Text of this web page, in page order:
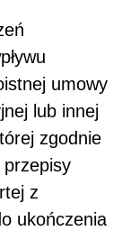
umowy
lub innej
zgodnie
z
ukończenia